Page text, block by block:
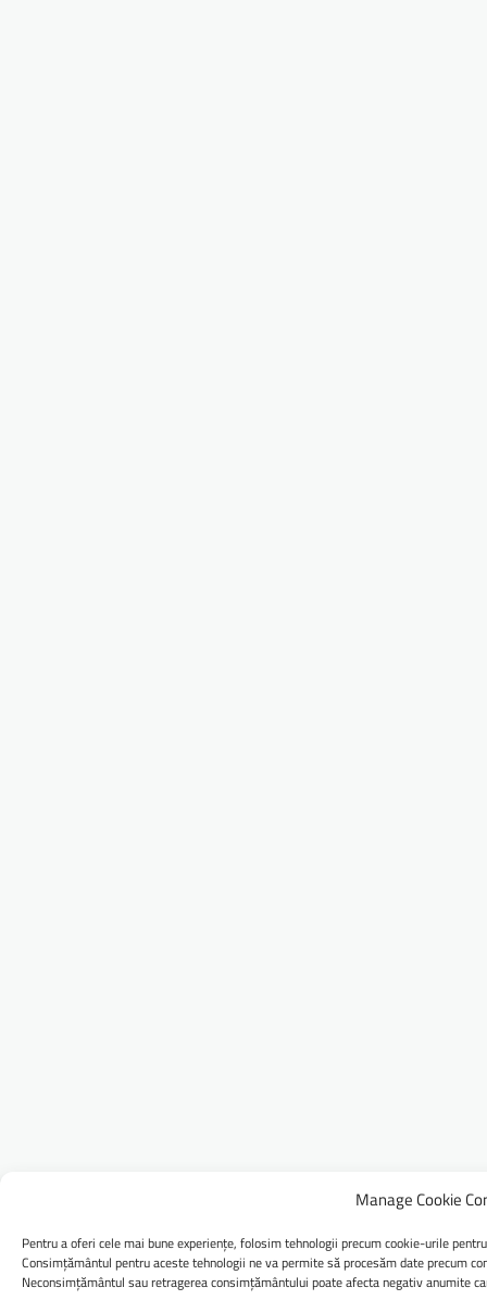
Manage Cookie
Pentru a oferi cele mai bune experiențe, folosim tehnologii precum cookie-urile
Consimțământul pentru aceste tehnologii ne va permite să procesăm date precum
Neconsimțământul sau retragerea consimțământului poate afecta negativ anumite